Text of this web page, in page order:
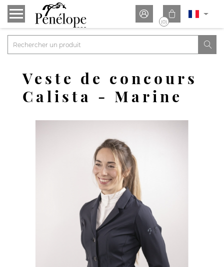
 
(0)

Veste de concours
Calista - Marine